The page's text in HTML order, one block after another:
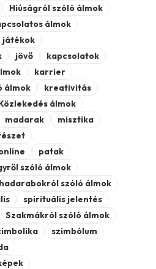
Hiúságról szóló álmok
álmok
játékok
jövő
kapcsolatok
karrier
álmok
kreativitás
álmok
madarak
misztika
patak
szóló álmok
szóló álmok
spirituális jelentés
Szakmákról szóló álmok
szimbólum